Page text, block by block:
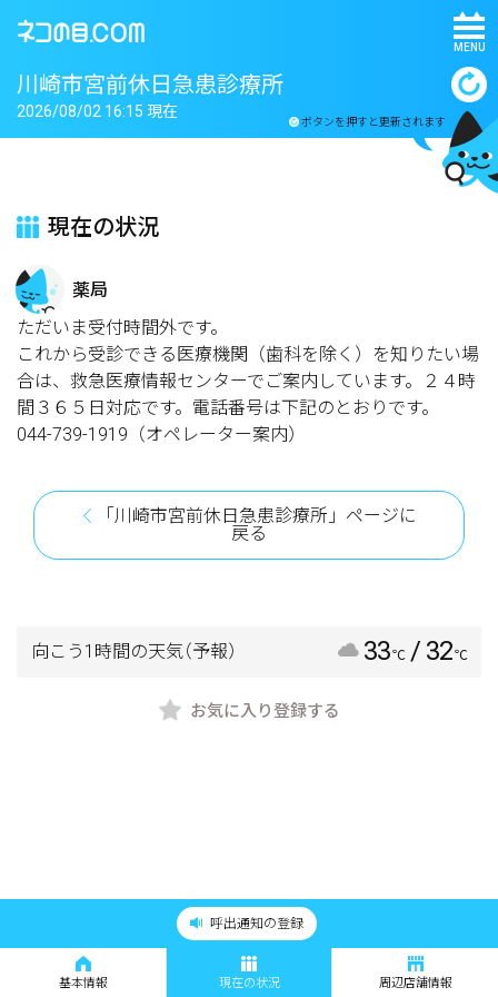
MENU
川崎市宮前休日急患診療所
ボタンを押すと更新されます
2026/08/02 16:15 現在
現在の状況
薬局
ただいま受付時間外です。
これから受診できる医療機関（歯科を除く）を知りたい場
合は、救急医療情報センターでご案内しています。２４時
間３６５日対応です。電話番号は下記のとおりです。
044-739-1919（オペレーター案内）
「川崎市宮前休日急患診療所」ページに
戻る
向こう1時間の天気（予報） 33℃ / 32℃
お気に入り登録する
呼出通知の登録
基本情報 現在の状況 周辺店舗情報